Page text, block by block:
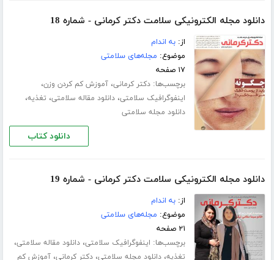
دانلود مجله الکترونیکی سلامت دکتر کرمانی - شماره 18
از:به اندام
موضوع: مجله‌های سلامتی
۱۷ صفحه
برچسب‌ها:دکتر کرمانی،آموزش کم کردن وزن،
اینفوگرافیک سلامتی،دانلود مقاله سلامتی، تغذیه،
دانلود مجله سلامتی
دانلود کتاب
دانلود مجله الکترونیکی سلامت دکتر کرمانی - شماره 19
از:به اندام
موضوع: مجله‌های سلامتی
۲۱ صفحه
برچسب‌ها: اینفوگرافیک سلامتی،دانلود مقاله سلامتی،
تغذیه،دانلود مجله سلامتی،دکتر کرمانی،آموزش کم